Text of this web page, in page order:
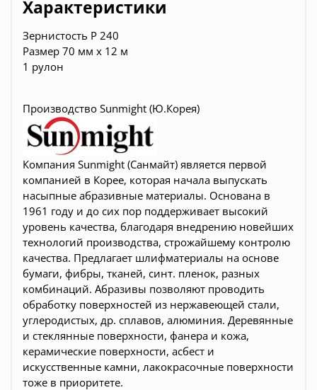
Характеристики
Зернистость P 240
Размер 70 мм х 12 м
1 рулон
Производство Sunmight (Ю.Корея)
Компания Sunmight (Санмайт) является первой
компанией в Корее, которая начала выпускать
насыпные абразивные материалы. Основана в
1961 году и до сих пор поддерживает высокий
уровень качества, благодаря внедрению новейших
технологий производства, строжайшему контролю
качества. Предлагает шлифматериалы на основе
бумаги, фибры, тканей, синт. пленок, разных
комбинаций. Абразивы позволяют проводить
обработку поверхностей из нержавеющей стали,
углеродистых, др. сплавов, алюминия. Деревянные
и стеклянные поверхности, фанера и кожа,
керамические поверхности, асбест и
искусственные камни, лакокрасочные поверхности
тоже в приоритете.